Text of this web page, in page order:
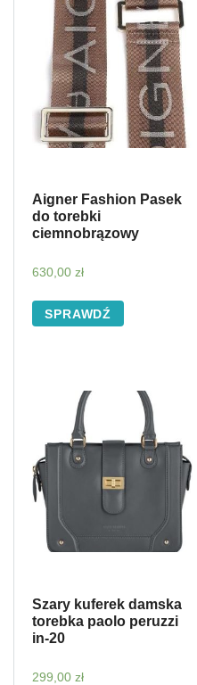
Aigner Fashion Pasek
do torebki
ciemnobrązowy
630,00 zł
SPRAWDŹ
Szary kuferek damska
torebka paolo peruzzi
in-20
299,00 zł